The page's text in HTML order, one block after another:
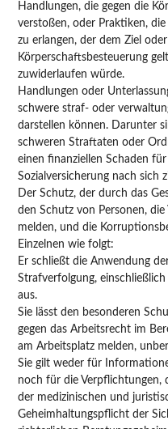
Handlungen, die gegen die
verstoßen, oder Praktiken,
zu erlangen, der dem Ziel
Körperschaftsbesteuerung
zuwiderlaufen würde.
Handlungen oder
schwere straf- oder
darstellen können. Darunter
schweren Straftaten oder
einen finanziellen Schaden
Sozialversicherung nach sich
Der Schutz, der durch das
den Schutz von Personen,
melden, und die
Einzelnen wie folgt:
Er schließt die Anwendung
Strafverfolgung,
aus.
Sie lässt den besonderen
gegen das Arbeitsrecht im
am Arbeitsplatz melden,
Sie gilt weder für
noch für die Verpflichtungen,
der medizinischen und
Geheimhaltungspflicht der